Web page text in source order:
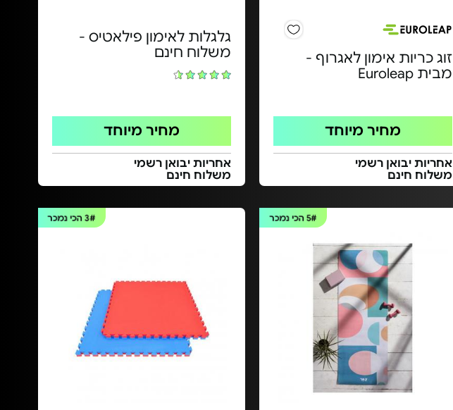
זוג כריות אימון לאגרוף -
מבית Euroleap
מחיר מיוחד
אחריות יבואן רשמי
משלוח חינם
גלגלות לאימון פילאטיס -
משלוח חינם
מחיר מיוחד
אחריות יבואן רשמי
משלוח חינם
5#הכי נמכר 3#הכי נמכר